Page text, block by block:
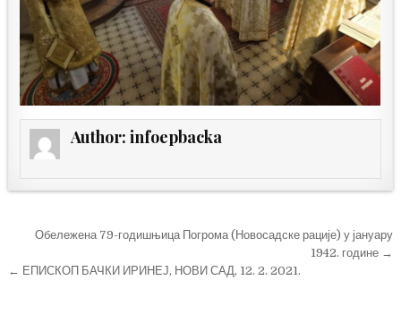
Author:infoepbacka
Кретање
чланка
Обележена 79-годишњица Погрома (Новосадске рације) у јануару
1942. године →
← ЕПИСКОП БАЧКИ ИРИНЕЈ, НОВИ САД, 12. 2. 2021.